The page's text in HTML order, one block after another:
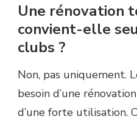
Une rénovation
convient-elle
clubs ?
Non, pas uniquement.
besoin d’une
d’une forte utilisation.